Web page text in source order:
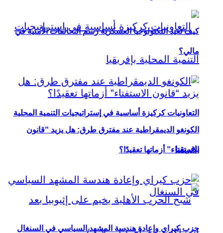
التعاونيات كركيزة أساسية في إستراتيجيات التنمية المحلية
بإفريقيا
كيف تعيد التكنولوجيا العسكرية رسم التحالفات الأمنية في
مالي؟
الكونغو الديمقراطية عند مفترق طرق: هل يزيد “قانون
الاستفتاء” أزماتها تعقيدًا؟
حزب كيراي وإعادة هندسة المشهد السياسي في السنغال